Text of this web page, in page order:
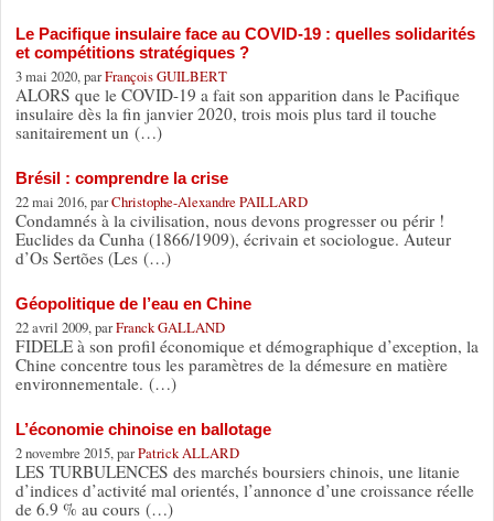
Le Pacifique insulaire face au COVID-19 : quelles solidarités
et compétitions stratégiques ?
3 mai 2020, parFrançois GUILBERT
ALORS que le COVID-19 a fait son apparition dans le Pacifique
insulaire dès la fin janvier 2020, trois mois plus tard il touche
sanitairement un (…)
Brésil : comprendre la crise
22 mai 2016, parChristophe-Alexandre PAILLARD
Condamnés à la civilisation, nous devons progresser ou périr !
Euclides da Cunha (1866/1909), écrivain et sociologue. Auteur
d’Os Sertões (Les (…)
Géopolitique de l’eau en Chine
22 avril 2009, parFranck GALLAND
FIDELE à son profil économique et démographique d’exception, la
Chine concentre tous les paramètres de la démesure en matière
environnementale. (…)
L’économie chinoise en ballotage
2 novembre 2015, parPatrick ALLARD
LES TURBULENCES des marchés boursiers chinois, une litanie
d’indices d’activité mal orientés, l’annonce d’une croissance réelle
de 6.9 % au cours (…)